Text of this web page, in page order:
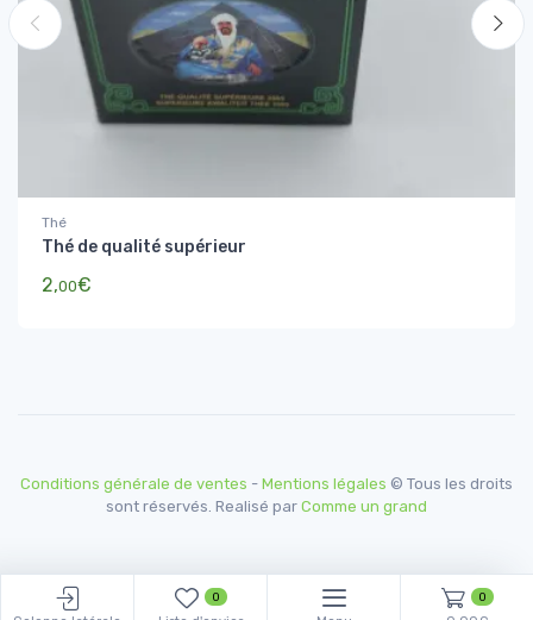
Thé
Thé de qualité supérieur
2,00€
Conditions générale de ventes - Mentions légales © Tous les droits
sont réservés. Realisé par Comme un grand
0 0